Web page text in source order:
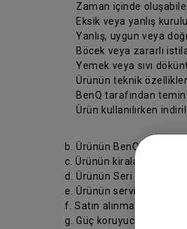
Zaman içinde
Eksik veya yanlış
Yanlış, uygun veya
Böcek veya zararlı
Yemek veya sıvı
Ürünün teknik
BenQ tarafından temin
Ürün kullanılırken
b. Ürünün BenQ
c. Ürünün kiralanması
d. Ürünün Seri
e. Ürünün servis veya
f. Satın alınma
g. Güç koruyucuları veya